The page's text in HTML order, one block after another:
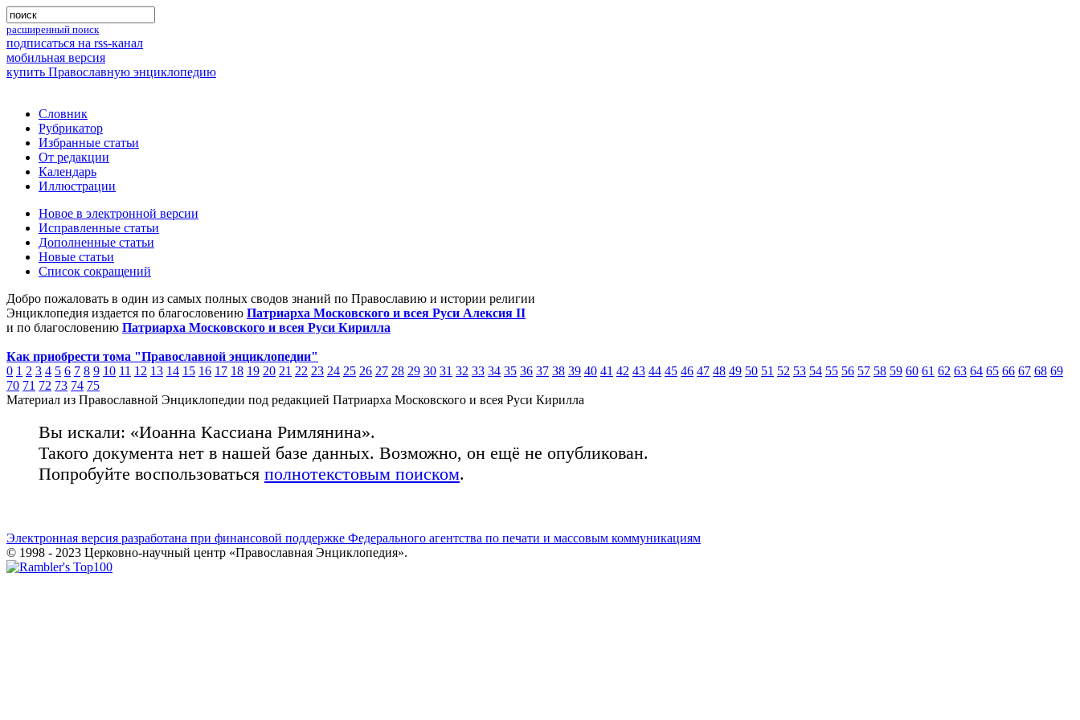
расширенный поиск
подписаться на rss-канал
мобильная версия
купить Православную энциклопедию
Словник
Рубрикатор
Избранные статьи
От редакции
Календарь
Иллюстрации
Новое в электронной версии
Исправленные статьи
Дополненные статьи
Новые статьи
Список сокращений
Добро пожаловать в один из самых полных сводов знаний по Православию и истории религии
Энциклопедия издается по благословению Патриарха Московского и всея Руси Алексия II
и по благословению Патриарха Московского и всея Руси Кирилла
Как приобрести тома "Православной энциклопедии"
0 1 2 3 4 5 6 7 8 9 10 11 12 13 14 15 16 17 18 19 20 21 22 23 24 25 26 27 28 29 30 31 32 33 34 35 36 37 38 39 40 41 42 43 44 45 46 47 48 49 50 51 52 53 54 55 56 57 58 59 60 61 62 63 64 65 66 67 68 69
70 71 72 73 74 75
Материал из Православной Энциклопедии под редакцией Патриарха Московского и всея Руси Кирилла
Вы искали: «Иоанна Кассиана Римлянина».
Такого документа нет в нашей базе данных. Возможно, он ещё не опубликован.
Попробуйте воспользоваться полнотекстовым поиском.
Электронная версия разработана при финансовой поддержке Федерального агентства по печати и массовым коммуникациям
© 1998 - 2023 Церковно-научный центр «Православная Энциклопедия».